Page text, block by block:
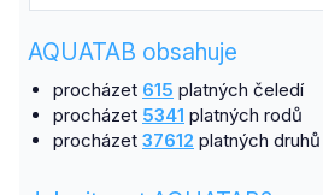
AQUATAB obsahuje
procházet 615 platných čeledí
procházet 5341 platných rodů
procházet 37612 platných druhů